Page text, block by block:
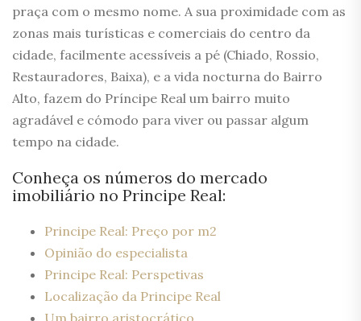
praça com o mesmo nome. A sua proximidade com as
zonas mais turísticas e comerciais do centro da
cidade, facilmente acessíveis a pé (Chiado, Rossio,
Restauradores, Baixa), e a vida nocturna do Bairro
Alto, fazem do Príncipe Real um bairro muito
agradável e cómodo para viver ou passar algum
tempo na cidade.
Conheça os números do mercado
imobiliário no Principe Real:
Principe Real: Preço por m2
Opinião do especialista
Principe Real: Perspetivas
Localização da Principe Real
Um bairro aristocrático